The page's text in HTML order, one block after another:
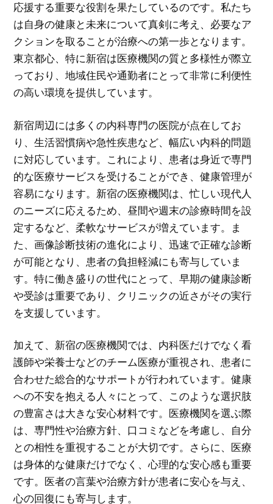
応援する重要な役割を果たしているのです。私たち
は自身の健康と未来について真剣に考え、必要なア
クションを取ることが治療への第一歩となります。
東京都心、特に新宿は医療機関の質と多様性が際立
っており、地域住民や通勤者にとって非常に利便性
の高い環境を提供しています。
新宿周辺には多くの内科専門の医院が点在してお
り、生活習慣病や急性疾患など、幅広い内科的問題
に対応しています。これにより、患者は身近で専門
的な医療サービスを受けることができ、健康管理が
容易になります。新宿の医療機関は、忙しい現代人
のニーズに応えるため、昼間や週末の診療時間を設
定するなど、柔軟なサービスが増えています。ま
た、画像診断技術の進化により、迅速で正確な診断
が可能となり、患者の負担軽減にも寄与していま
す。特に働き盛りの世代にとって、早期の健康診断
や受診は重要であり、クリニックの近さがその実行
を支援しています。
加えて、新宿の医療機関では、内科医だけでなく看
護師や栄養士などのチーム医療が重視され、患者に
合わせた総合的なサポートが行われています。健康
への不安を抱える人々にとって、このような選択肢
の豊富さは大きな安心材料です。医療機関を選ぶ際
は、専門性や治療方針、口コミなどを考慮し、自分
との相性を重視することが大切です。さらに、医療
は身体的な健康だけでなく、心理的な安心感も重要
です。医者の言葉や治療方針が患者に安心を与え、
心の回復にも寄与します。